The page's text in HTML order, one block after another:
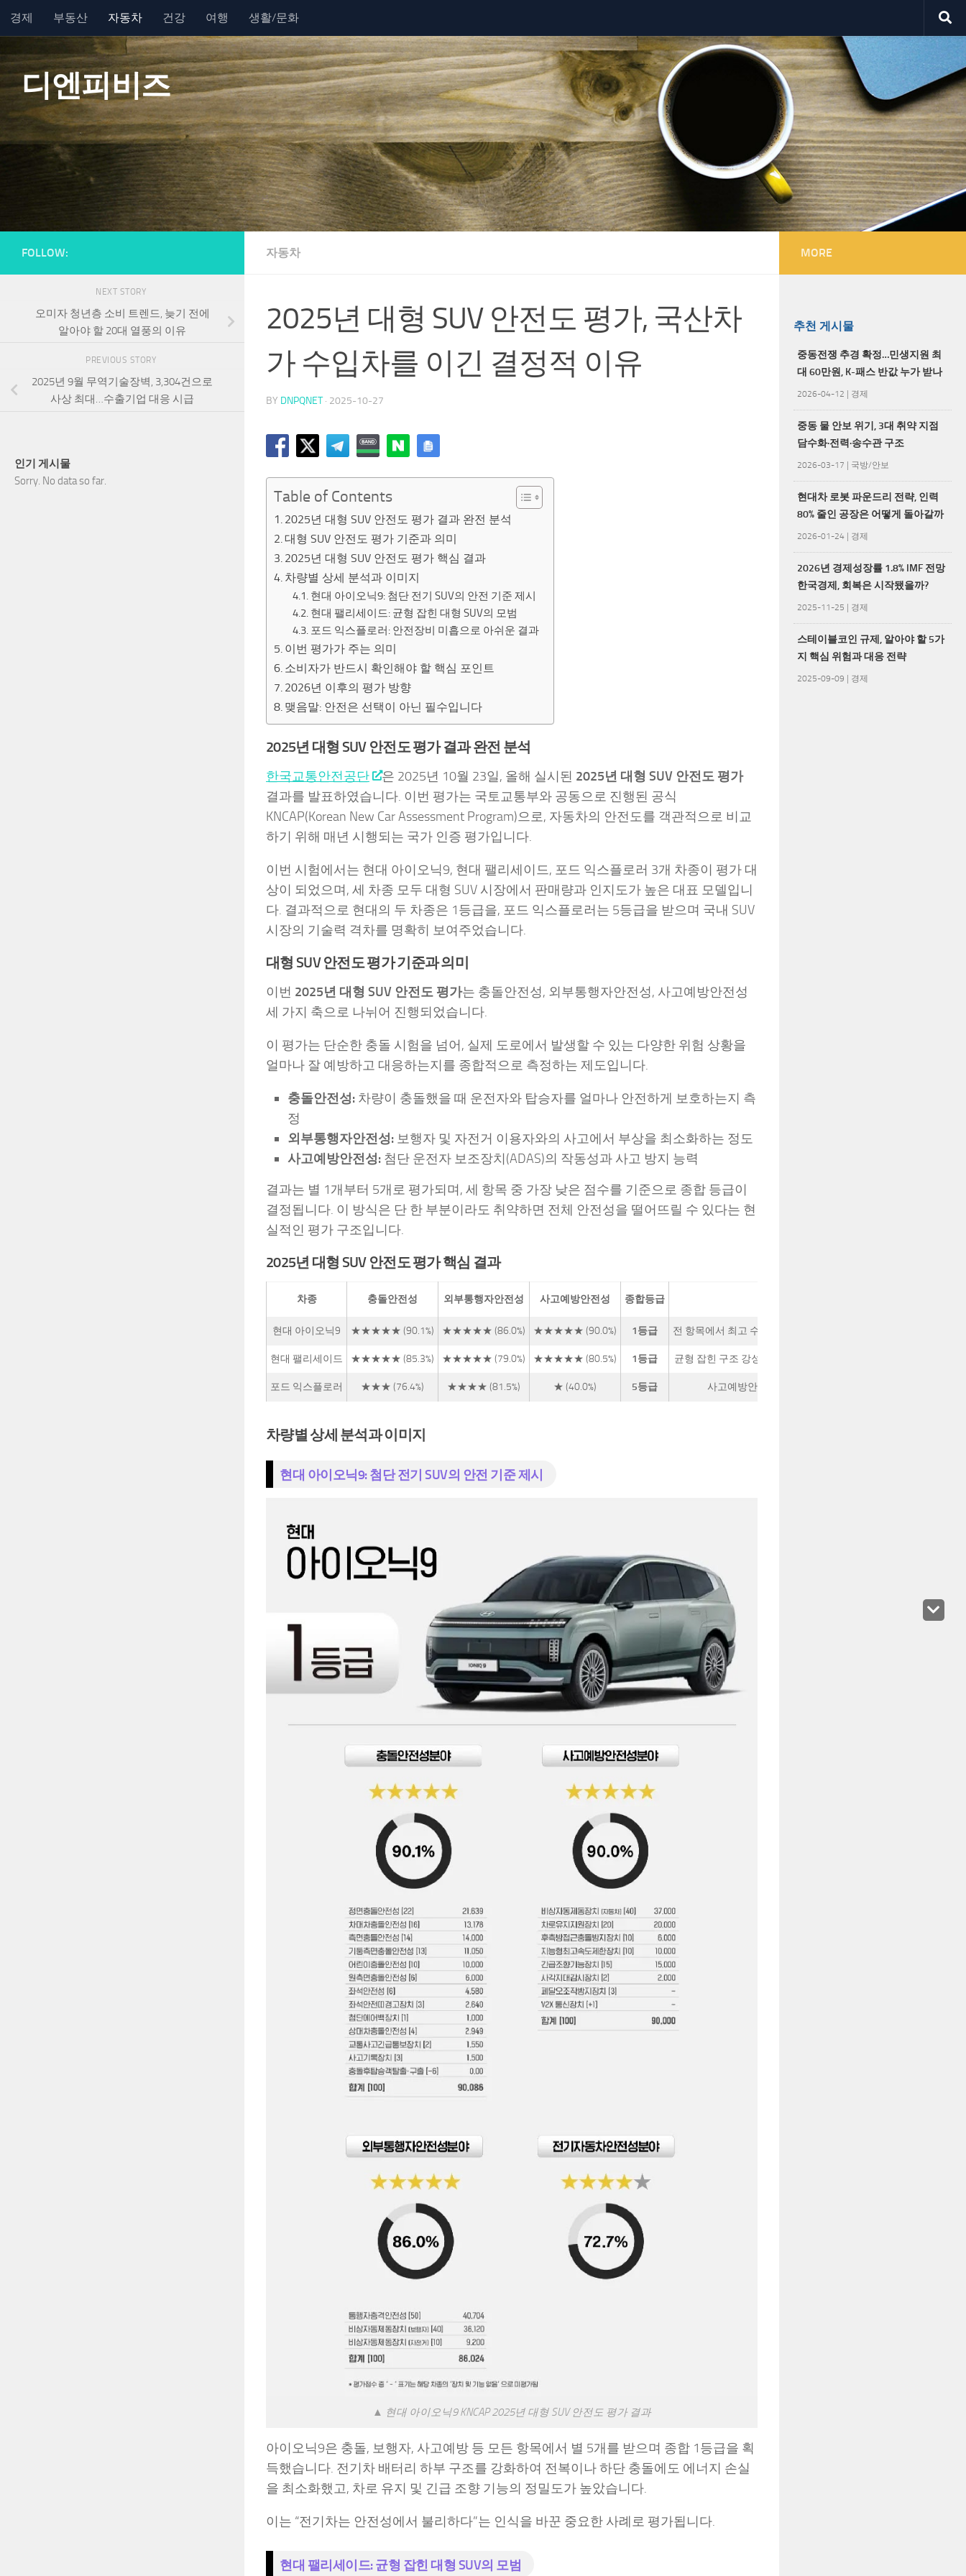
Skip to content
경제 부동산 자동차 건강 여행 생활/문화
디엔피비즈
자동차
2025년 대형 SUV 안전도 평가, 국산차
가 수입차를 이긴 결정적 이유
BY DNPQNET · 2025-10-27
Table of Contents
2025년 대형 SUV 안전도 평가 결과 완전 분석
대형 SUV 안전도 평가 기준과 의미
2025년 대형 SUV 안전도 평가 핵심 결과
차량별 상세 분석과 이미지
현대 아이오닉9: 첨단 전기 SUV의 안전 기준 제시
현대 팰리세이드: 균형 잡힌 대형 SUV의 모범
포드 익스플로러: 안전장비 미흡으로 아쉬운 결과
이번 평가가 주는 의미
소비자가 반드시 확인해야 할 핵심 포인트
2026년 이후의 평가 방향
맺음말: 안전은 선택이 아닌 필수입니다
2025년 대형 SUV 안전도 평가 결과 완전 분석
한국교통안전공단 은 2025년 10월 23일, 올해 실시된 2025년 대형 SUV 안전도 평가
결과를 발표하였습니다. 이번 평가는 국토교통부와 공동으로 진행된 공식
KNCAP(Korean New Car Assessment Program)으로, 자동차의 안전도를 객관적으로 비교
하기 위해 매년 시행되는 국가 인증 평가입니다.
이번 시험에서는 현대 아이오닉9, 현대 팰리세이드, 포드 익스플로러 3개 차종이 평가 대
상이 되었으며, 세 차종 모두 대형 SUV 시장에서 판매량과 인지도가 높은 대표 모델입니
다. 결과적으로 현대의 두 차종은 1등급을, 포드 익스플로러는 5등급을 받으며 국내 SUV
시장의 기술력 격차를 명확히 보여주었습니다.
대형 SUV 안전도 평가 기준과 의미
이번 2025년 대형 SUV 안전도 평가는 충돌안전성, 외부통행자안전성, 사고예방안전성
세 가지 축으로 나뉘어 진행되었습니다.
이 평가는 단순한 충돌 시험을 넘어, 실제 도로에서 발생할 수 있는 다양한 위험 상황을
얼마나 잘 예방하고 대응하는지를 종합적으로 측정하는 제도입니다.
충돌안전성: 차량이 충돌했을 때 운전자와 탑승자를 얼마나 안전하게 보호하는지 측
정
외부통행자안전성: 보행자 및 자전거 이용자와의 사고에서 부상을 최소화하는 정도
사고예방안전성: 첨단 운전자 보조장치(ADAS)의 작동성과 사고 방지 능력
결과는 별 1개부터 5개로 평가되며, 세 항목 중 가장 낮은 점수를 기준으로 종합 등급이
결정됩니다. 이 방식은 단 한 부분이라도 취약하면 전체 안전성을 떨어뜨릴 수 있다는 현
실적인 평가 구조입니다.
2025년 대형 SUV 안전도 평가 핵심 결과
차종 충돌안전성 외부통행자안전성 사고예방안전성 종합등급
현대 아이오닉9 ★★★★★ (90.1%) ★★★★★ (86.0%) ★★★★★ (90.0%) 1등급 전 항목에서 최고 수준의 안전성 확보, 전기차 안전성도 우수
현대 팰리세이드 ★★★★★ (85.3%) ★★★★★ (79.0%) ★★★★★ (80.5%) 1등급 균형 잡힌 구조 강성과 첨단 보조장치로 탁월한 안정성 확보
포드 익스플로러 ★★★ (76.4%) ★★★★ (81.5%) ★ (40.0%) 5등급 사고예방안전성 취약, 주요 보조장치 미장착
차량별 상세 분석과 이미지
현대 아이오닉9: 첨단 전기 SUV의 안전 기준 제시
▲ 현대 아이오닉9 KNCAP 2025년 대형 SUV 안전도 평가 결과
아이오닉9은 충돌, 보행자, 사고예방 등 모든 항목에서 별 5개를 받으며 종합 1등급을 획
득했습니다. 전기차 배터리 하부 구조를 강화하여 전복이나 하단 충돌에도 에너지 손실
을 최소화했고, 차로 유지 및 긴급 조향 기능의 정밀도가 높았습니다.
이는 “전기차는 안전성에서 불리하다”는 인식을 바꾼 중요한 사례로 평가됩니다.
현대 팰리세이드: 균형 잡힌 대형 SUV의 모범
FOLLOW:
NEXT STORY
오미자 청년층 소비 트렌드, 늦기 전에
알아야 할 20대 열풍의 이유
PREVIOUS STORY
2025년 9월 무역기술장벽, 3,304건으로
사상 최대…수출기업 대응 시급
인기 게시물
Sorry. No data so far.
MORE
추천 게시물
중동전쟁 추경 확정…민생지원 최
대 60만원, K-패스 반값 누가 받나
2026-04-12 | 경제
중동 물 안보 위기, 3대 취약 지점
담수화·전력·송수관 구조
2026-03-17 | 국방/안보
현대차 로봇 파운드리 전략, 인력
80% 줄인 공장은 어떻게 돌아갈까
2026-01-24 | 경제
2026년 경제성장률 1.8% IMF 전망
한국경제, 회복은 시작됐을까?
2025-11-25 | 경제
스테이블코인 규제, 알아야 할 5가
지 핵심 위험과 대응 전략
2025-09-09 | 경제